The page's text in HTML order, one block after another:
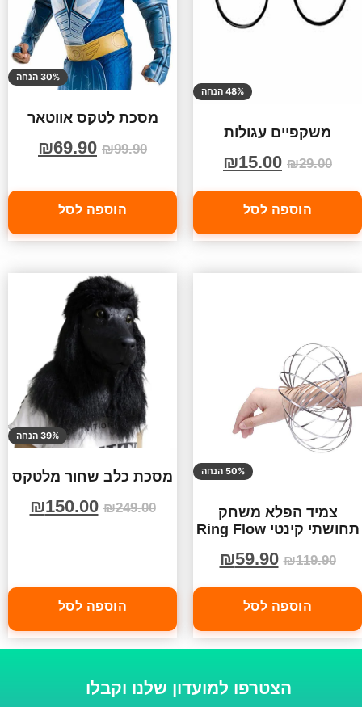
48% הנחה
משקפיים עגולות
₪29.00
₪15.00
הוספה לסל
30% הנחה
מסכת לטקס אווטאר
₪99.90
₪69.90
הוספה לסל
50% הנחה
צמיד הפלא משחק
תחושתי קינטי Ring Flow
₪119.90
₪59.90
הוספה לסל
39% הנחה
מסכת כלב שחור מלטקס
₪249.00
₪150.00
הוספה לסל
הצטרפו למועדון שלנו וקבלו